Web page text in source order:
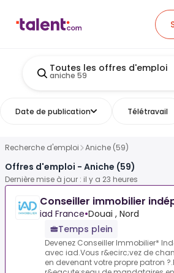
Toutes les offres d'emploi
aniche 59
Date de publication Télétravail
Recherche d'emploi Aniche (59)
Offres d'emploi - Aniche (59)
Dernière mise à jour : il y a 23 heures
Conseiller immobilier
iad France•Douai , Nord
Temps plein
Devenez Conseiller Immobilier*
avec iad.Vous r&ecirc;vez de
en devenant votre propre patron